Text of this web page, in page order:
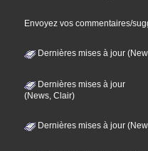
Envoyez vos commentaires/
Dernières mises à jour
Dernières mises à jour
(News, Clair)
Dernières mises à jour